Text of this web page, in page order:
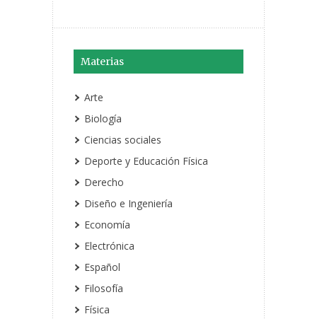
Materias
Arte
Biología
Ciencias sociales
Deporte y Educación Física
Derecho
Diseño e Ingeniería
Economía
Electrónica
Español
Filosofía
Física